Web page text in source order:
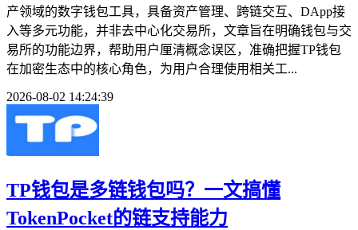
产领域的数字钱包工具，具备资产管理、跨链交互、DApp接
入等多元功能，并非去中心化交易所，文章旨在明确钱包与交
易所的功能边界，帮助用户厘清概念误区，准确把握TP钱包
在加密生态中的核心角色，为用户合理使用相关工...
2026-08-02 14:24:39
TP钱包是多链钱包吗？一文搞懂
TokenPocket的链支持能力